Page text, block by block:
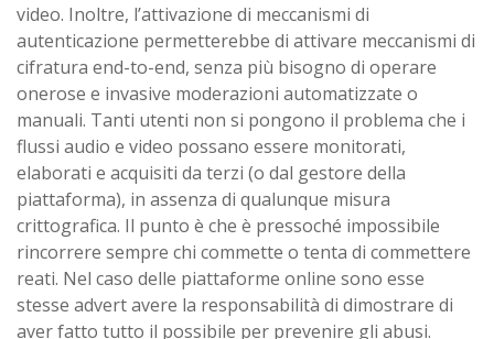
video. Inoltre, l’attivazione di meccanismi di
autenticazione permetterebbe di attivare meccanismi di
cifratura end-to-end, senza più bisogno di operare
onerose e invasive moderazioni automatizzate o
manuali. Tanti utenti non si pongono il problema che i
flussi audio e video possano essere monitorati,
elaborati e acquisiti da terzi (o dal gestore della
piattaforma), in assenza di qualunque misura
crittografica. Il punto è che è pressoché impossibile
rincorrere sempre chi commette o tenta di commettere
reati. Nel caso delle piattaforme online sono esse
stesse advert avere la responsabilità di dimostrare di
aver fatto tutto il possibile per prevenire gli abusi.